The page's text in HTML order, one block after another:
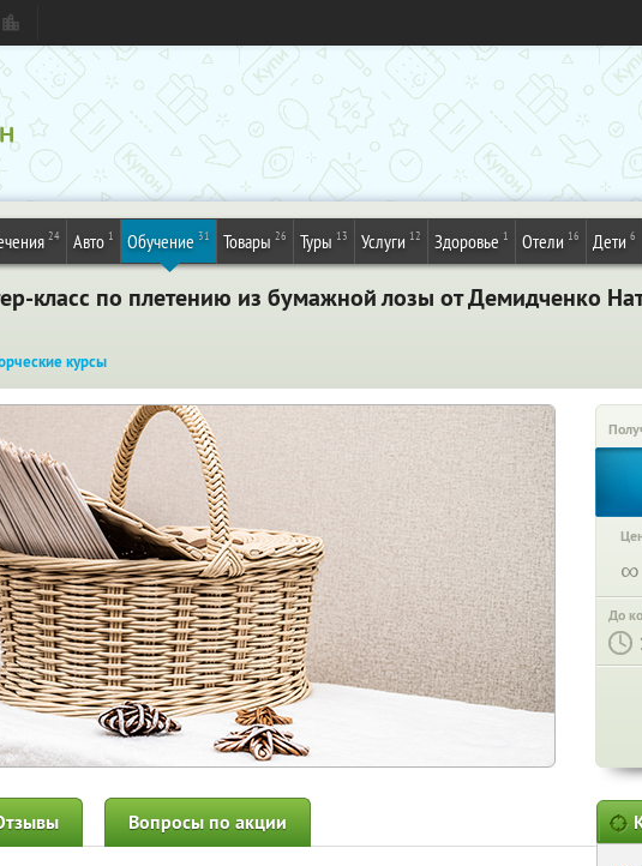
24 Авто 1 Обучение 31 Товары 26 Туры 13 Услуги 12 Здоровье 1 Отели 16 Дети 6
класс по плетению из бумажной лозы от Демидченко
курсы
∞
До
Вопросы по акции